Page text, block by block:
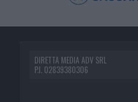
DIRETTA MEDIA ADV SRL
P.I. 02839380306